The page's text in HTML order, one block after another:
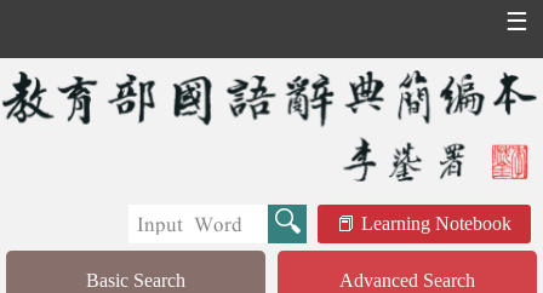
☰
Learning Notebook
Basic Search Advanced Search